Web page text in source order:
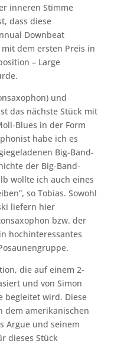
inneren Stimme
dass diese
Downbeat
dem ersten Preis in
– Large
und
das nächste Stück mit
Blues in der Form
habe ich es
Big-Band-
der Big-Band-
wollte ich auch eines
so Tobias. Sowohl
liefern hier
bzw. der
hochinteressantes
die auf einem 2-
und von Simon
begleitet wird. Diese
dem amerikanischen
Argue und seinem
dieses Stück